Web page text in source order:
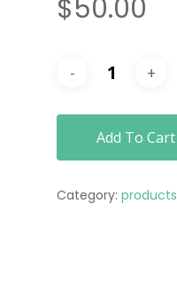
$50.00
Add To Cart
Category: products